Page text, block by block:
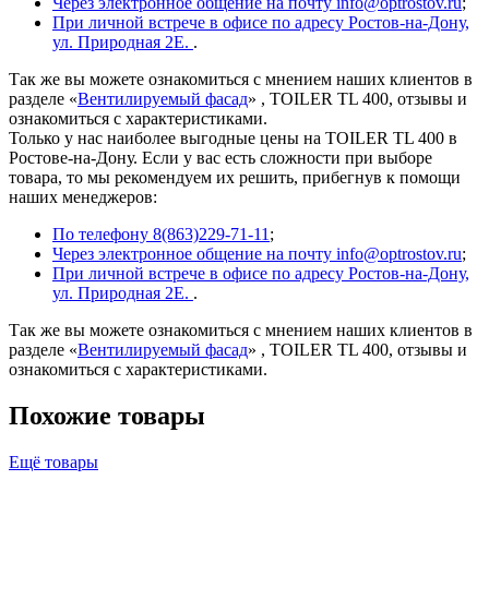
При личной встрече в офисе по адресу Ростов-на-Дону,
ул. Природная 2Е. .
Так же вы можете ознакомиться с мнением наших клиентов в
разделе «Вентилируемый фасад» , TOILER TL 400, отзывы и
ознакомиться с характеристиками.
Только у нас наиболее выгодные цены на TOILER TL 400 в
Ростове-на-Дону. Если у вас есть сложности при выборе
товара, то мы рекомендуем их решить, прибегнув к помощи
наших менеджеров:
По телефону 8(863)229-71-11 ;
Через электронное общение на почту info@optrostov.ru;
При личной встрече в офисе по адресу Ростов-на-Дону,
ул. Природная 2Е. .
Так же вы можете ознакомиться с мнением наших клиентов в
разделе «Вентилируемый фасад» , TOILER TL 400, отзывы и
ознакомиться с характеристиками.
Похожие товары
Ещё товары